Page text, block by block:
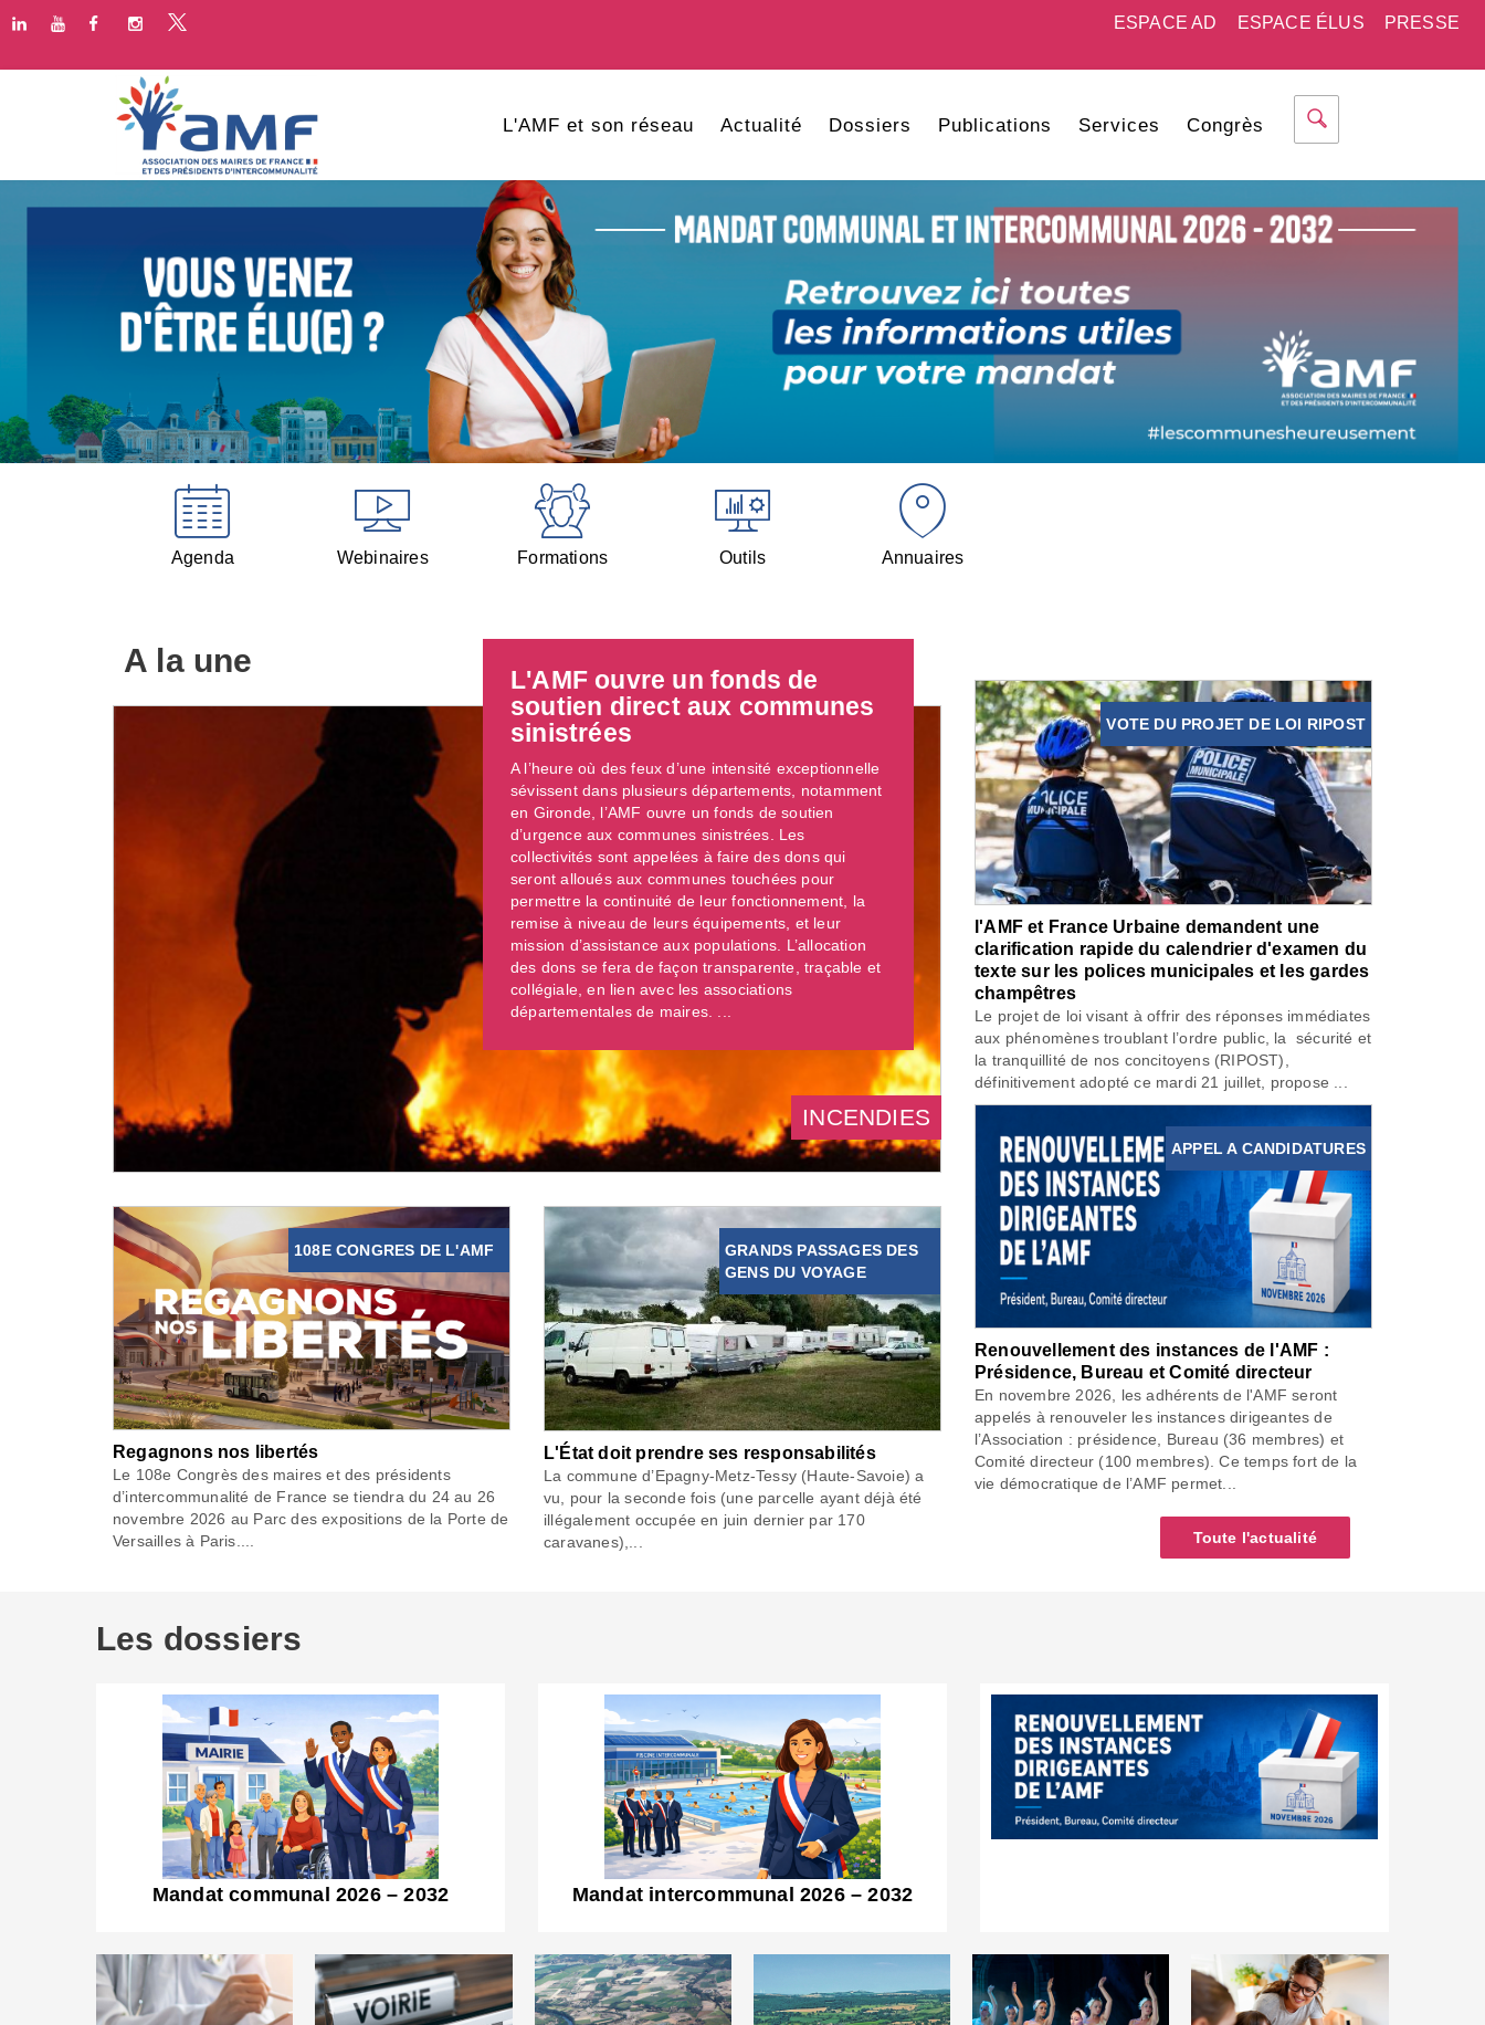
PRESSE
ESPACE ÉLUS
ESPACE AD
L'AMF et son réseau Actualité Dossiers Publications Services Congrès
Agenda Webinaires Formations Outils Annuaires
A la une
L'AMF ouvre un fonds de
soutien direct aux communes
sinistrées
A l’heure où des feux d’une intensité exceptionnelle
sévissent dans plusieurs départements, notamment
en Gironde, l’AMF ouvre un fonds de soutien
d’urgence aux communes sinistrées. Les
collectivités sont appelées à faire des dons qui
seront alloués aux communes touchées pour
permettre la continuité de leur fonctionnement, la
remise à niveau de leurs équipements, et leur
mission d’assistance aux populations. L’allocation
des dons se fera de façon transparente, traçable et
collégiale, en lien avec les associations
départementales de maires. ...
INCENDIES
108E CONGRES DE L'AMF
Regagnons nos libertés
Le 108e Congrès des maires et des présidents
d’intercommunalité de France se tiendra du 24 au 26
novembre 2026 au Parc des expositions de la Porte de
Versailles à Paris....
GRANDS PASSAGES DES
GENS DU VOYAGE
L'État doit prendre ses responsabilités
La commune d’Epagny-Metz-Tessy (Haute-Savoie) a
vu, pour la seconde fois (une parcelle ayant déjà été
illégalement occupée en juin dernier par 170
caravanes),...
VOTE DU PROJET DE LOI RIPOST
l'AMF et France Urbaine demandent une
clarification rapide du calendrier d'examen du
texte sur les polices municipales et les gardes
champêtres
Le projet de loi visant à offrir des réponses immédiates
aux phénomènes troublant l’ordre public, la sécurité et
la tranquillité de nos concitoyens (RIPOST),
définitivement adopté ce mardi 21 juillet, propose ...
APPEL A CANDIDATURES
Renouvellement des instances de l'AMF :
Présidence, Bureau et Comité directeur
En novembre 2026, les adhérents de l'AMF seront
appelés à renouveler les instances dirigeantes de
l’Association : présidence, Bureau (36 membres) et
Comité directeur (100 membres). Ce temps fort de la
vie démocratique de l’AMF permet...
Toute l'actualité
Les dossiers
Mandat communal 2026 – 2032 Mandat intercommunal 2026 – 2032